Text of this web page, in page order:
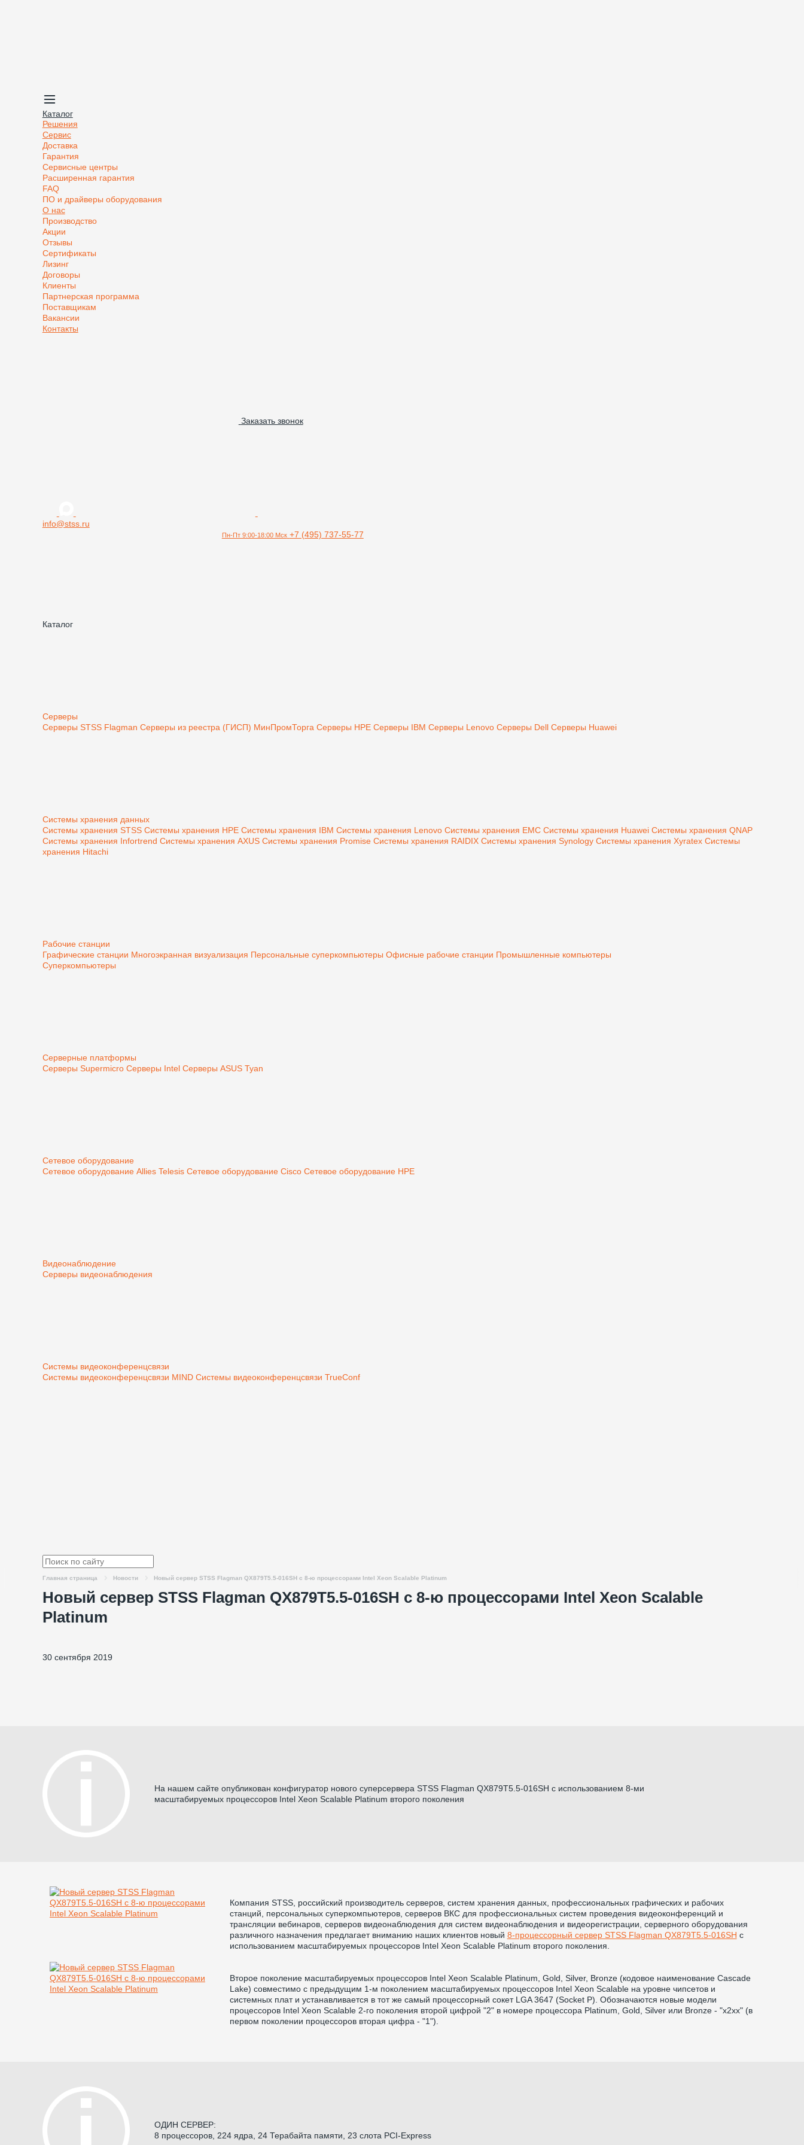
Каталог
Решения
Сервис
Доставка
Гарантия
Сервисные центры
Расширенная гарантия
FAQ
ПО и драйверы оборудования
О нас
Производство
Акции
Отзывы
Сертификаты
Лизинг
Договоры
Клиенты
Партнерская программа
Поставщикам
Вакансии
Контакты
Заказать звонок
info@stss.ru
Пн-Пт 9:00-18:00 Мск +7 (495) 737-55-77
Каталог
Серверы
Серверы STSS Flagman Серверы из реестра (ГИСП) МинПромТорга Серверы HPE Серверы IBM Серверы Lenovo Серверы Dell Серверы Huawei
Системы хранения данных
Системы хранения STSS Системы хранения HPE Системы хранения IBM Системы хранения Lenovo Системы хранения EMC Системы хранения Huawei Системы хранения QNAP
Системы хранения Infortrend Системы хранения AXUS Системы хранения Promise Системы хранения RAIDIX Системы хранения Synology Системы хранения Xyratex Системы
хранения Hitachi
Рабочие станции
Графические станции Многоэкранная визуализация Персональные суперкомпьютеры Офисные рабочие станции Промышленные компьютеры
Суперкомпьютеры
Серверные платформы
Серверы Supermicro Серверы Intel Серверы ASUS Tyan
Сетевое оборудование
Сетевое оборудование Allies Telesis Сетевое оборудование Cisco Сетевое оборудование HPE
Видеонаблюдение
Серверы видеонаблюдения
Системы видеоконференцсвязи
Системы видеоконференцсвязи MIND Системы видеоконференцсвязи TrueConf
Главная страница Новости Новый сервер STSS Flagman QX879T5.5-016SH с 8-ю процессорами Intel Xeon Scalable Platinum
Новый сервер STSS Flagman QX879T5.5-016SH с 8-ю процессорами Intel Xeon Scalable
Platinum
30 сентября 2019
На нашем сайте опубликован конфигуратор нового суперсервера STSS Flagman QX879T5.5-016SH с использованием 8-ми
масштабируемых процессоров Intel Xeon Scalable Platinum второго поколения
Компания STSS, российский производитель серверов, систем хранения данных, профессиональных графических и рабочих
станций, персональных суперкомпьютеров, серверов ВКС для профессиональных систем проведения видеоконференций и
трансляции вебинаров, серверов видеонаблюдения для систем видеонаблюдения и видеорегистрации, серверного оборудования
различного назначения предлагает вниманию наших клиентов новый 8-процессорный сервер STSS Flagman QX879T5.5-016SH с
использованием масштабируемых процессоров Intel Xeon Scalable Platinum второго поколения.
Второе поколение масштабируемых процессоров Intel Xeon Scalable Platinum, Gold, Silver, Bronze (кодовое наименование Cascade
Lake) совместимо с предыдущим 1-м поколением масштабируемых процессоров Intel Xeon Scalable на уровне чипсетов и
системных плат и устанавливается в тот же самый процессорный сокет LGA 3647 (Socket P). Обозначаются новые модели
процессоров Intel Xeon Scalable 2-го поколения второй цифрой "2" в номере процессора Platinum, Gold, Silver или Bronze - "x2xx" (в
первом поколении процессоров вторая цифра - "1").
ОДИН СЕРВЕР:
8 процессоров, 224 ядра, 24 Терабайта памяти, 23 слота PCI-Express